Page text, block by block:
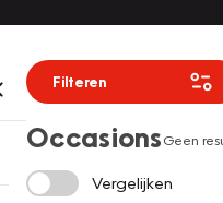
Filteren
OccasionsGeen
Vergelijken